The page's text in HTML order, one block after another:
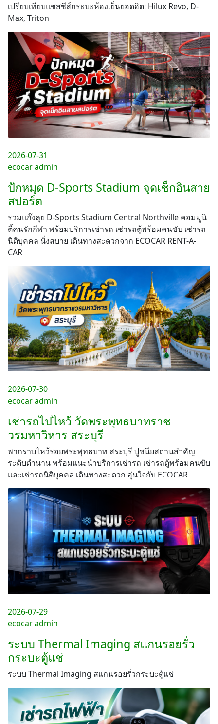
เปรียบเทียบแชสซีส์กระบะห้องเย็นยอดฮิต: Hilux Revo, D-
Max, Triton
2026-07-31
ecocar admin
ปักหมุด D-Sports Stadium จุดเช็กอินสาย
สปอร์ต
รวมแก๊งลุย D-Sports Stadium Central Northville คอมมูนิ
ตี้คนรักกีฬา พร้อมบริการเช่ารถ เช่ารถตู้พร้อมคนขับ เช่ารถ
นิติบุคคล นั่งสบาย เดินทางสะดวกจาก ECOCAR RENT-A-
CAR
2026-07-30
ecocar admin
เช่ารถไปไหว้ วัดพระพุทธบาทราช
วรมหาวิหาร สระบุรี
พากราบไหว้รอยพระพุทธบาท สระบุรี ปูชนียสถานสำคัญ
ระดับตำนาน พร้อมแนะนำบริการเช่ารถ เช่ารถตู้พร้อมคนขับ
และเช่ารถนิติบุคคล เดินทางสะดวก อุ่นใจกับ ECOCAR
2026-07-29
ecocar admin
ระบบ Thermal Imaging สแกนรอยรั่ว
กระบะตู้แช่
ระบบ Thermal Imaging สแกนรอยรั่วกระบะตู้แช่